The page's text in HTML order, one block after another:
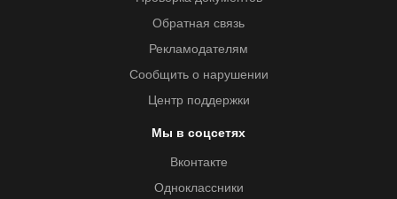
Обратная связь
Рекламодателям
Сообщить о нарушении
Центр поддержки
Мы в соцсетях
Вконтакте
Одноклассники